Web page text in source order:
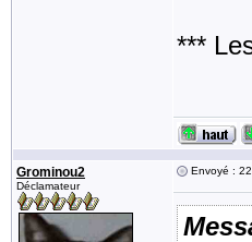
***
Grominou2
Déclamateur
Envoyé :